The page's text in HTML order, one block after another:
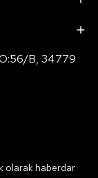
B, 34779
olarak haberdar